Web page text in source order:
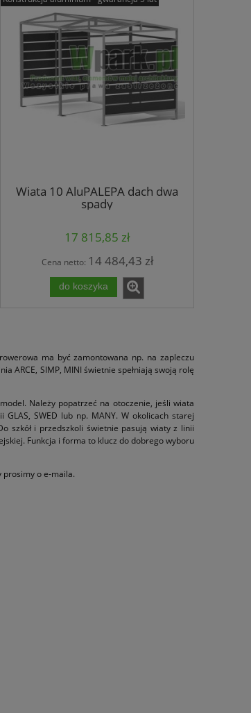
Wiata 10 AluPALEPA dach dwa
spady
17 815,85 zł
Cena netto: 14 484,43 zł
do koszyka
ma być zamontowana np. na zapleczu
ARCE, SIMP, MINI świetnie spełniają swoją rolę
Należy popatrzeć na otoczenie, jeśli wiata
SWED lub np. MANY. W okolicach starej
szkół i przedszkoli świetnie pasują wiaty z linii
Funkcja i forma to klucz do dobrego wyboru
prosimy o e-maila.